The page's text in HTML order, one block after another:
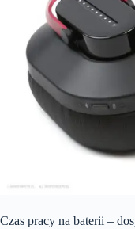
Czas pracy na baterii –